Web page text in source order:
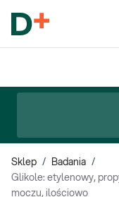
Sklep / Badania /
Glikole: etylenowy,
moczu, ilościowo